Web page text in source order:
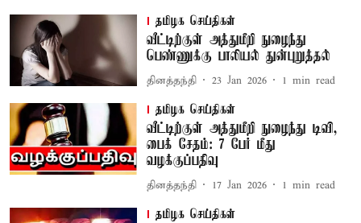
தமிழக செய்திகள்
வீட்டிற்குள் அத்துமீறி நுழைந்து
பெண்ணுக்கு பாலியல் துன்புறுத்தல்
தினத்தந்தி 23 Jan 2026 1 min read
தமிழக செய்திகள்
வீட்டிற்குள் அத்துமீறி நுழைந்து டிவி,
பைக் சேதம்: 7 பேர் மீது
வழக்குப்பதிவு
தினத்தந்தி 17 Jan 2026 1 min read
தமிழக செய்திகள்